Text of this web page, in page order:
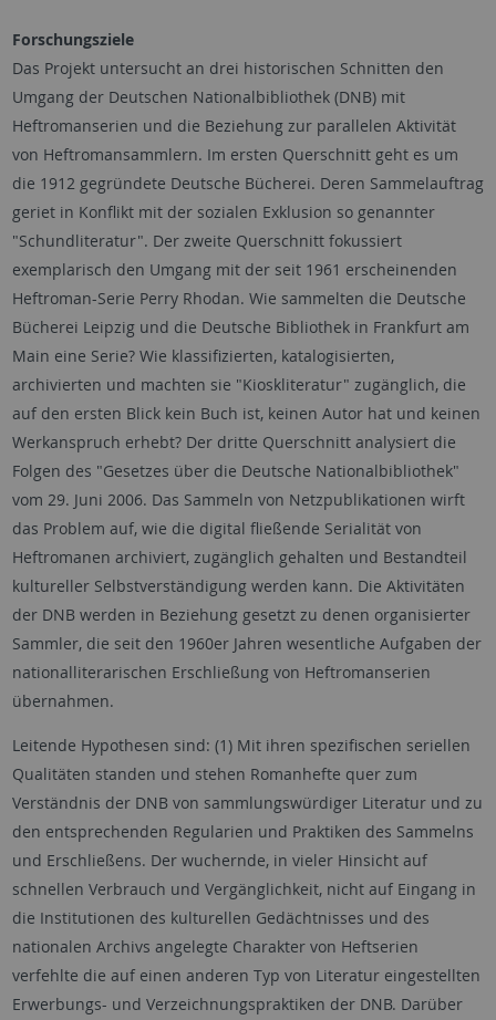
Forschungsziele
Das Projekt untersucht an drei historischen Schnitten den
Umgang der Deutschen Nationalbibliothek (DNB) mit
Heftromanserien und die Beziehung zur parallelen Aktivität
von Heftromansammlern. Im ersten Querschnitt geht es um
die 1912 gegründete Deutsche Bücherei. Deren Sammelauftrag
geriet in Konflikt mit der sozialen Exklusion so genannter
"Schundliteratur". Der zweite Querschnitt fokussiert
exemplarisch den Umgang mit der seit 1961 erscheinenden
Heftroman-Serie Perry Rhodan. Wie sammelten die Deutsche
Bücherei Leipzig und die Deutsche Bibliothek in Frankfurt am
Main eine Serie? Wie klassifizierten, katalogisierten,
archivierten und machten sie "Kioskliteratur" zugänglich, die
auf den ersten Blick kein Buch ist, keinen Autor hat und keinen
Werkanspruch erhebt? Der dritte Querschnitt analysiert die
Folgen des "Gesetzes über die Deutsche Nationalbibliothek"
vom 29. Juni 2006. Das Sammeln von Netzpublikationen wirft
das Problem auf, wie die digital fließende Serialität von
Heftromanen archiviert, zugänglich gehalten und Bestandteil
kultureller Selbstverständigung werden kann. Die Aktivitäten
der DNB werden in Beziehung gesetzt zu denen organisierter
Sammler, die seit den 1960er Jahren wesentliche Aufgaben der
nationalliterarischen Erschließung von Heftromanserien
übernahmen.
Leitende Hypothesen sind: (1) Mit ihren spezifischen seriellen
Qualitäten standen und stehen Romanhefte quer zum
Verständnis der DNB von sammlungswürdiger Literatur und zu
den entsprechenden Regularien und Praktiken des Sammelns
und Erschließens. Der wuchernde, in vieler Hinsicht auf
schnellen Verbrauch und Vergänglichkeit, nicht auf Eingang in
die Institutionen des kulturellen Gedächtnisses und des
nationalen Archivs angelegte Charakter von Heftserien
verfehlte die auf einen anderen Typ von Literatur eingestellten
Erwerbungs- und Verzeichnungspraktiken der DNB. Darüber